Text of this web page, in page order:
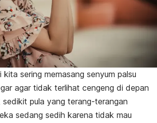
sering memasang senyum palsu
agar tidak terlihat cengeng di depan
pula yang terang-terangan
sedang sedih karena tidak mau